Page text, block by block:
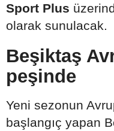
Sport Plus
olarak sunulacak.
Beşiktaş
peşinde
Yeni sezonun
başlangıç yapan